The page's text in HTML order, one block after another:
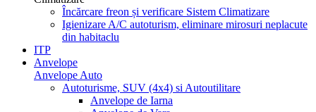
Încărcare freon și verificare Sistem Climatizare
Igienizare A/C autoturism, eliminare mirosuri neplacute
din habitaclu
ITP
Anvelope
Anvelope Auto
Autoturisme, SUV (4x4) si Autoutilitare
Anvelope de Iarna